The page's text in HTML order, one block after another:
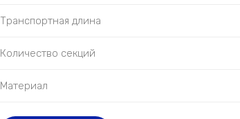
Транспортная длина
Количество секций
Материал